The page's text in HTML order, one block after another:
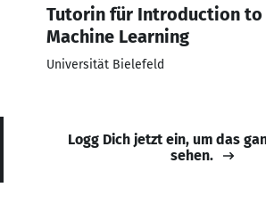
Tutorin für Introduction to
Machine Learning
Universität Bielefeld
Logg Dich jetzt ein, um das
sehen.